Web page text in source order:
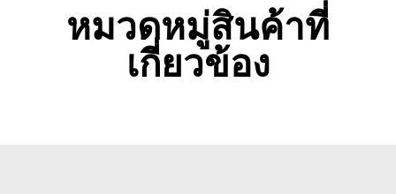
หมวดหมู่สินค้าที่
เกี่ยวข้อง